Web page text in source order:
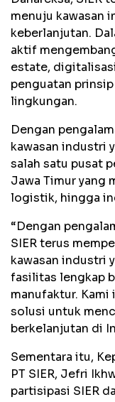
menuju kawasan
keberlanjutan.
aktif
estate,
penguatan
lingkungan.
Dengan
kawasan industri
salah satu pusat
Jawa Timur yang
logistik, hingga
“Dengan
SIER terus
kawasan industri
fasilitas lengkap
manufaktur.
solusi untuk
berkelanjutan di
Sementara itu,
PT SIER, Jefri
partisipasi SIER